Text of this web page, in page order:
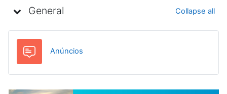
General Collapse all
Anúncios